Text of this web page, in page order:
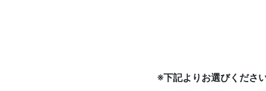
※下記よりお選びくださ